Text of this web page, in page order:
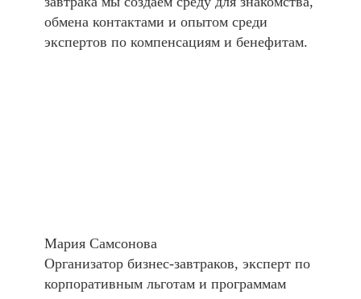
обмена контактами и опытом среди
экспертов по компенсациям и бенефитам.
Мария Самсонова
Организатор бизнес-завтраков, эксперт по
корпоративным льготам и программам